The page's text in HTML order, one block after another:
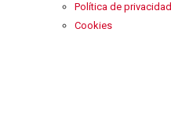
Política de privacidad
Cookies